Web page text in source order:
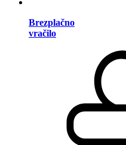
Brezplačno
vračilo